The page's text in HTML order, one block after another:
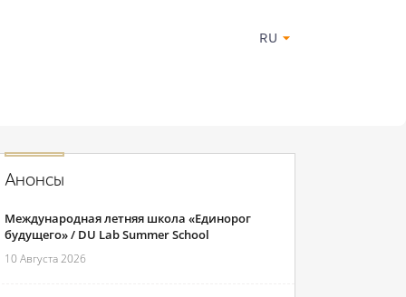
RU
Анонсы
Международная летняя школа «Единорог
будущего» / DU Lab Summer School
10 Августа 2026